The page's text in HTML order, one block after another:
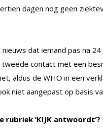
dagen nog geen
dat iemand pas na
tweede contact met een
aldus de WHO in een
niet aangepast op basis
rubriek ‘KIJK